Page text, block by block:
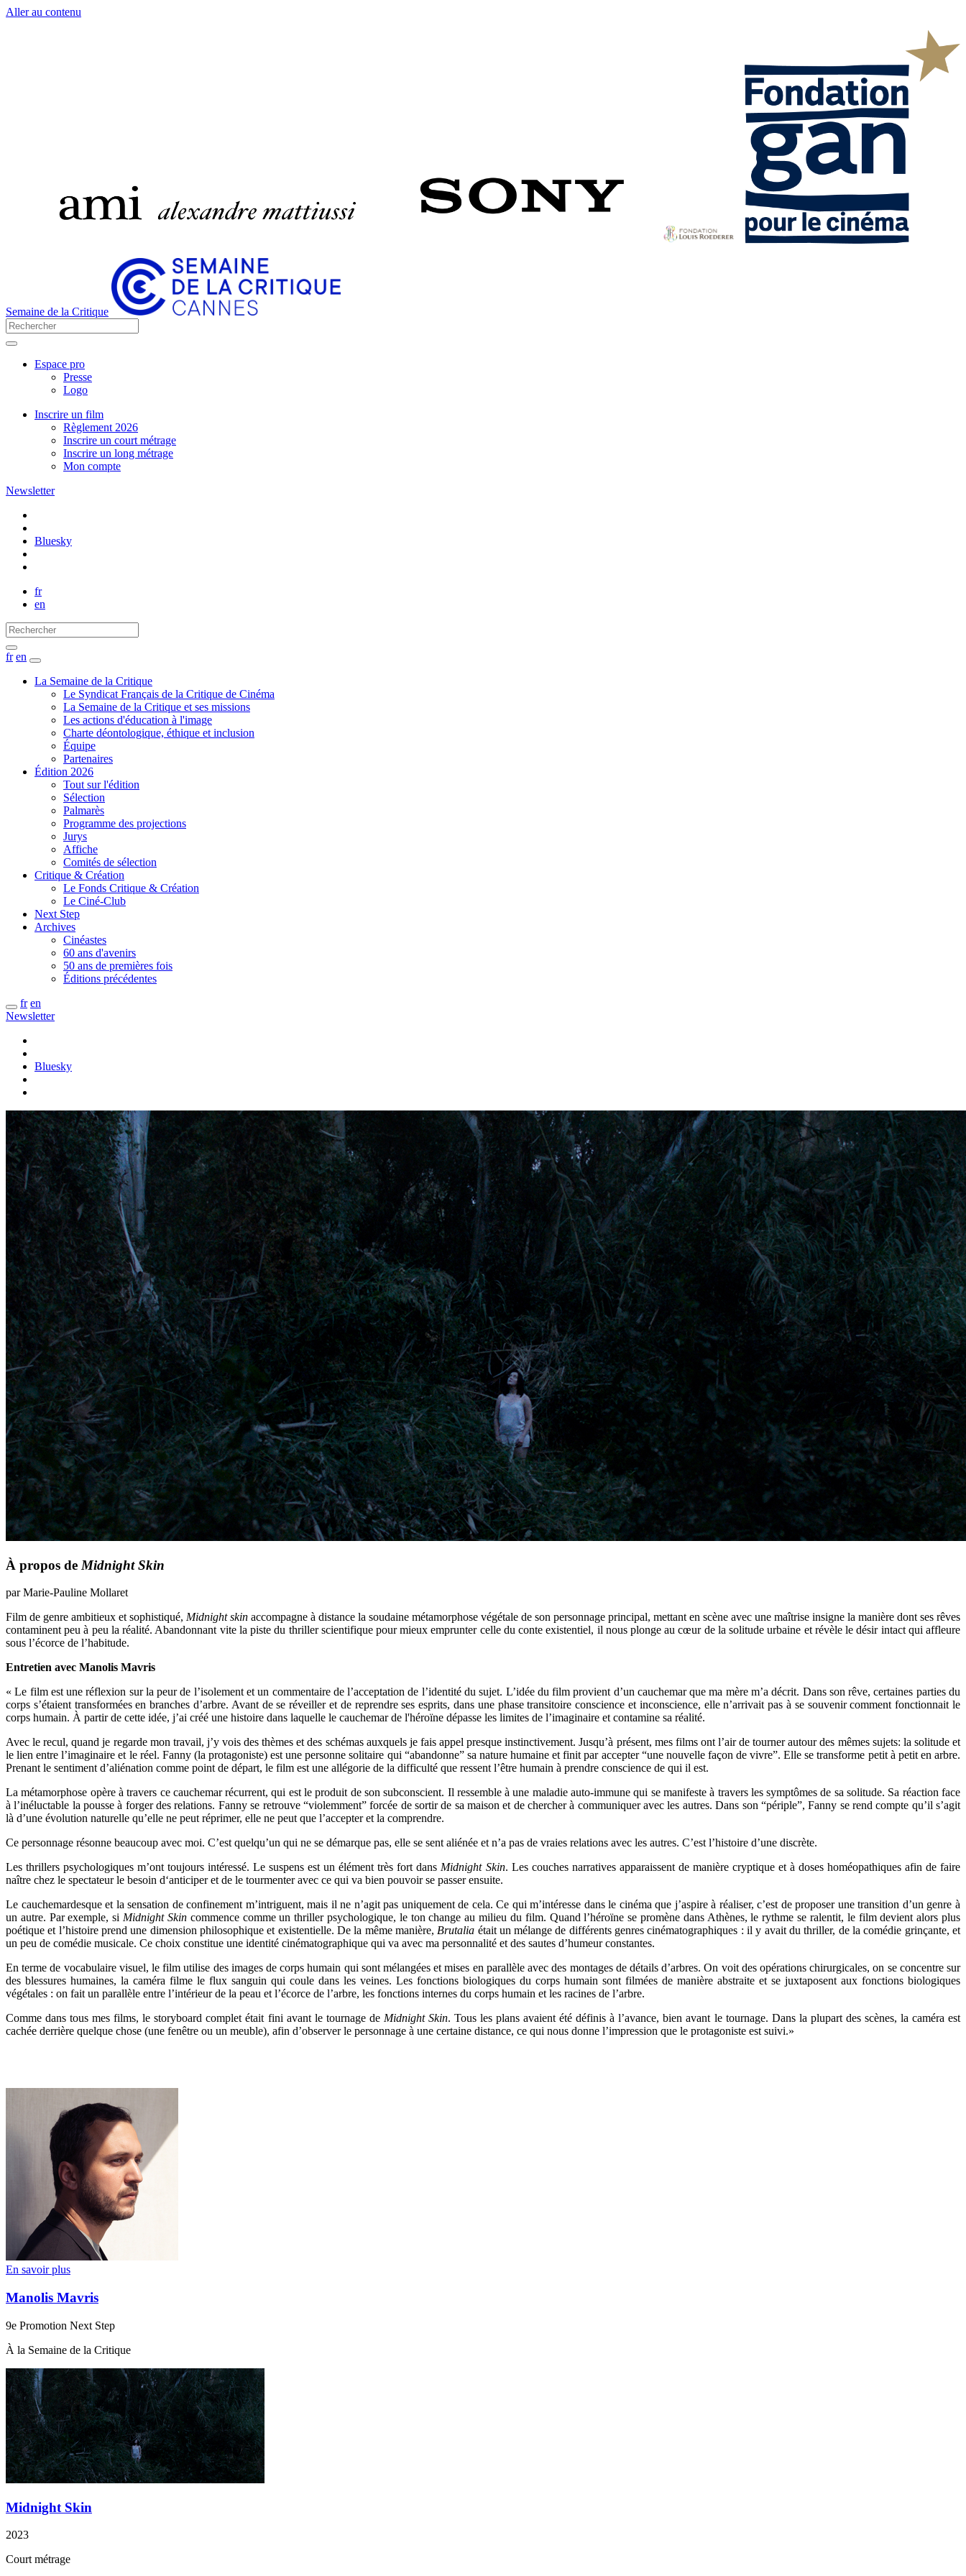
Aller au contenu
Semaine de la Critique
Espace pro
Presse
Logo
Inscrire un film
Règlement 2026
Inscrire un court métrage
Inscrire un long métrage
Mon compte
Newsletter
Bluesky
fr
en
fr en
La Semaine de la Critique
Le Syndicat Français de la Critique de Cinéma
La Semaine de la Critique et ses missions
Les actions d'éducation à l'image
Charte déontologique, éthique et inclusion
Équipe
Partenaires
Édition 2026
Tout sur l'édition
Sélection
Palmarès
Programme des projections
Jurys
Affiche
Comités de sélection
Critique & Création
Le Fonds Critique & Création
Le Ciné-Club
Next Step
Archives
Cinéastes
60 ans d'avenirs
50 ans de premières fois
Éditions précédentes
fr en
Newsletter
Bluesky
À propos de Midnight Skin
par Marie-Pauline Mollaret
Film de genre ambitieux et sophistiqué, Midnight skin accompagne à distance la soudaine métamorphose végétale de son personnage principal, mettant en scène avec une maîtrise insigne la manière dont ses rêves
contaminent peu à peu la réalité. Abandonnant vite la piste du thriller scientifique pour mieux emprunter celle du conte existentiel, il nous plonge au cœur de la solitude urbaine et révèle le désir intact qui affleure
sous l’écorce de l’habitude.
Entretien avec Manolis Mavris
« Le film est une réflexion sur la peur de l’isolement et un commentaire de l’acceptation de l’identité du sujet. L’idée du film provient d’un cauchemar que ma mère m’a décrit. Dans son rêve, certaines parties du
corps s’étaient transformées en branches d’arbre. Avant de se réveiller et de reprendre ses esprits, dans une phase transitoire conscience et inconscience, elle n’arrivait pas à se souvenir comment fonctionnait le
corps humain. À partir de cette idée, j’ai créé une histoire dans laquelle le cauchemar de l'héroïne dépasse les limites de l’imaginaire et contamine sa réalité.
Avec le recul, quand je regarde mon travail, j’y vois des thèmes et des schémas auxquels je fais appel presque instinctivement. Jusqu’à présent, mes films ont l’air de tourner autour des mêmes sujets: la solitude et
le lien entre l’imaginaire et le réel. Fanny (la protagoniste) est une personne solitaire qui “abandonne” sa nature humaine et finit par accepter “une nouvelle façon de vivre”. Elle se transforme petit à petit en arbre.
Prenant le sentiment d’aliénation comme point de départ, le film est une allégorie de la difficulté que ressent l’être humain à prendre conscience de qui il est.
La métamorphose opère à travers ce cauchemar récurrent, qui est le produit de son subconscient. Il ressemble à une maladie auto-immune qui se manifeste à travers les symptômes de sa solitude. Sa réaction face
à l’inéluctable la pousse à forger des relations. Fanny se retrouve “violemment” forcée de sortir de sa maison et de chercher à communiquer avec les autres. Dans son “périple”, Fanny se rend compte qu’il s’agit
là d’une évolution naturelle qu’elle ne peut réprimer, elle ne peut que l’accepter et la comprendre.
Ce personnage résonne beaucoup avec moi. C’est quelqu’un qui ne se démarque pas, elle se sent aliénée et n’a pas de vraies relations avec les autres. C’est l’histoire d’une discrète.
Les thrillers psychologiques m’ont toujours intéressé. Le suspens est un élément très fort dansMidnight Skin. Les couches narratives apparaissent de manière cryptique et à doses homéopathiques afin de faire
naître chez le spectateur le besoin d‘anticiper et de le tourmenter avec ce qui va bien pouvoir se passer ensuite.
Le cauchemardesque et la sensation de confinement m’intriguent, mais il ne n’agit pas uniquement de cela. Ce qui m’intéresse dans le cinéma que j’aspire à réaliser, c’est de proposer une transition d’un genre à
un autre. Par exemple, siMidnight Skincommence comme un thriller psychologique, le ton change au milieu du film. Quand l’héroïne se promène dans Athènes, le rythme se ralentit, le film devient alors plus
poétique et l’histoire prend une dimension philosophique et existentielle. De la même manière,Brutalia était un mélange de différents genres cinématographiques : il y avait du thriller, de la comédie grinçante, et
un peu de comédie musicale. Ce choix constitue une identité cinématographique qui va avec ma personnalité et des sautes d’humeur constantes.
En terme de vocabulaire visuel, le film utilise des images de corps humain qui sont mélangées et mises en parallèle avec des montages de détails d’arbres. On voit des opérations chirurgicales, on se concentre sur
des blessures humaines, la caméra filme le flux sanguin qui coule dans les veines. Les fonctions biologiques du corps humain sont filmées de manière abstraite et se juxtaposent aux fonctions biologiques
végétales : on fait un parallèle entre l’intérieur de la peau et l’écorce de l’arbre, les fonctions internes du corps humain et les racines de l’arbre.
Comme dans tous mes films, le storyboard complet était fini avant le tournage de Midnight Skin. Tous les plans avaient été définis à l’avance, bien avant le tournage. Dans la plupart des scènes, la caméra est
cachée derrière quelque chose (une fenêtre ou un meuble), afin d’observer le personnage à une certaine distance, ce qui nous donne l’impression que le protagoniste est suivi.»
En savoir plus
Manolis Mavris
9e Promotion Next Step
À la Semaine de la Critique
Midnight Skin
2023
Court métrage